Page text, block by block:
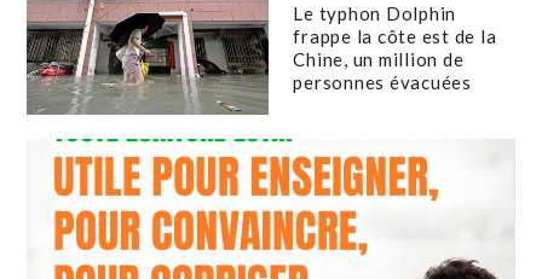
Le typhon Dolphin
frappe la côte est de la
Chine, un million de
personnes évacuées